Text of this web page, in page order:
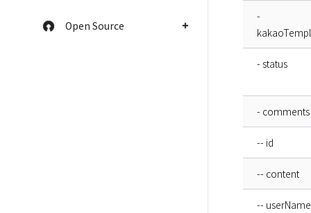
Open Source
-
- status
- comments
-- id
-- content
-- userName